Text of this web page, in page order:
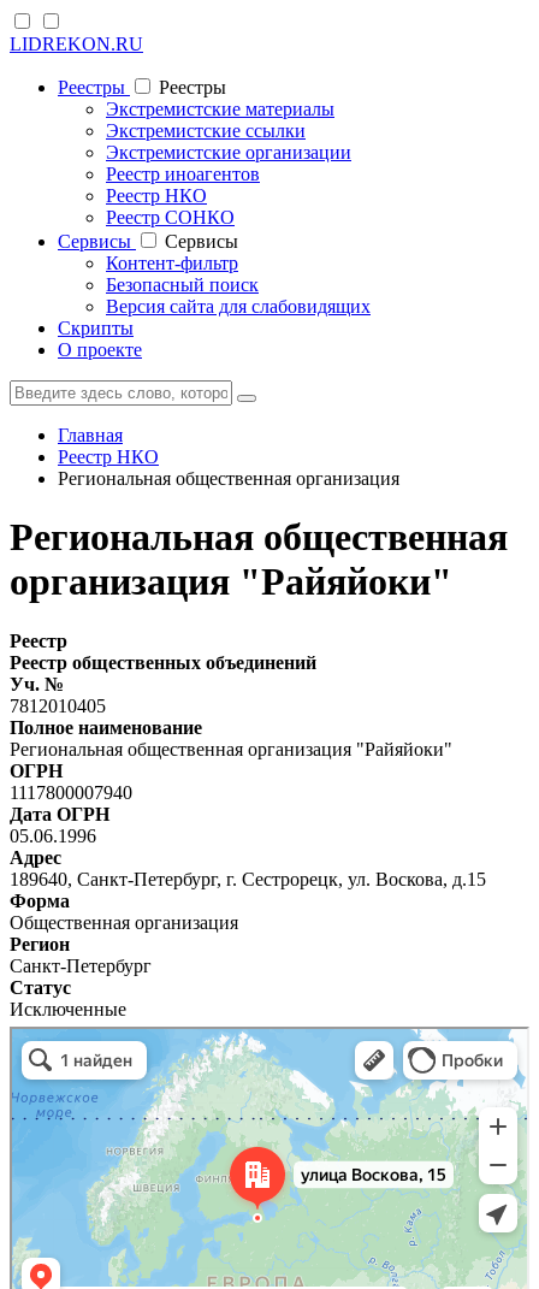
LIDREKON.RU
Реестры
Реестры
Экстремистские материалы
Экстремистские ссылки
Экстремистские организации
Реестр иноагентов
Реестр НКО
Реестр СОНКО
Cервисы
Cервисы
Контент-фильтр
Безопасный поиск
Версия сайта для слабовидящих
Скрипты
О проекте
Главная
Реестр НКО
Региональная общественная организация
Региональная общественная
организация "Райяйоки"
Реестр
Реестр общественных объединений
Уч. №
7812010405
Полное наименование
Региональная общественная организация "Райяйоки"
ОГРН
1117800007940
Дата ОГРН
05.06.1996
Адрес
189640, Санкт-Петербург, г. Сестрорецк, ул. Воскова, д.15
Форма
Общественная организация
Регион
Санкт-Петербург
Статус
Исключенные